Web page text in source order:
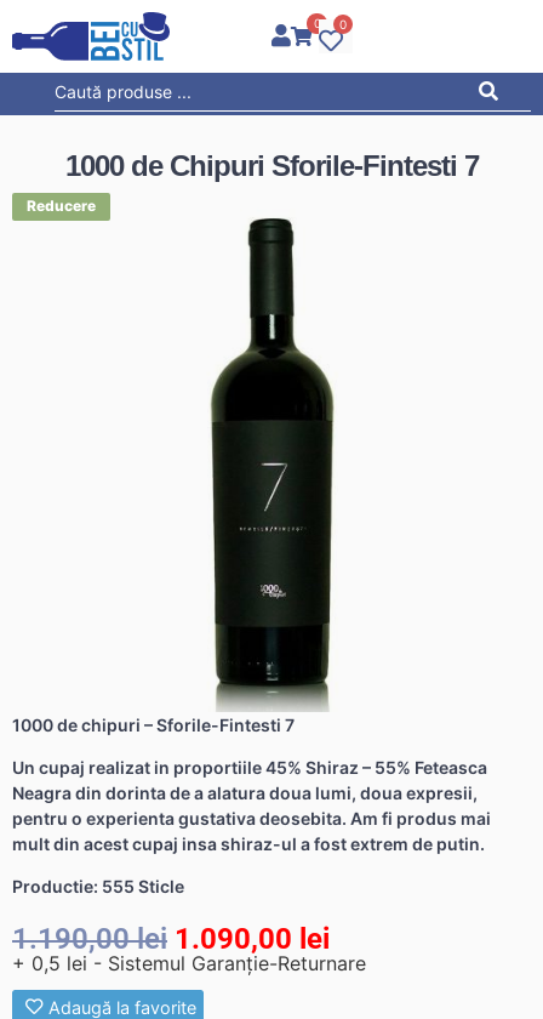
0 0
1000 de Chipuri Sforile-Fintesti 7
1000 de chipuri – Sforile-Fintesti 7
Un cupaj realizat in proportiile 45% Shiraz – 55% Feteasca
Neagra din dorinta de a alatura doua lumi, doua expresii,
pentru o experienta gustativa deosebita. Am fi produs mai
mult din acest cupaj insa shiraz-ul a fost extrem de putin.
Productie: 555 Sticle
1.190,00lei 1.090,00 lei
+ 0,5 lei - Sistemul Garanție-Returnare
Adaugă la favorite